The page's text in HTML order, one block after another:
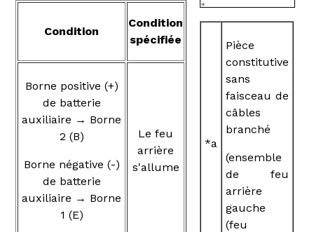
Condition
Condition
spécifiée
Borne positive (+)
de batterie
auxiliaire → Borne
2 (B)
Borne négative (-)
de batterie
auxiliaire → Borne
1 (E)
Le feu
arrière
s'allume
*a
Pièce
constitutive
sans
faisceau de
câbles
branché
(ensemble
de feu
arrière
gauche
(feu